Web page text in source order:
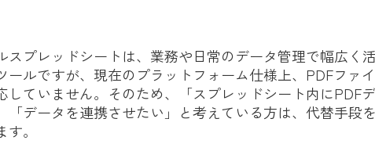
スプレッドシートは、業務や日常のデータ管理で幅広く
ールですが、現在のプラットフォーム仕様上、PDFファ
していません。そのため、「スプレッドシート内にPDF
「データを連携させたい」と考えている方は、代替手段
。